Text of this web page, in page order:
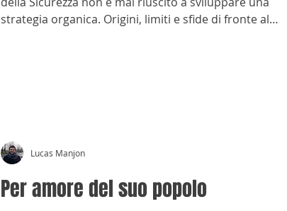
strategia organica. Origini, limiti e sfide di fronte al
Per amore del suo popolo
Lucas Manjon